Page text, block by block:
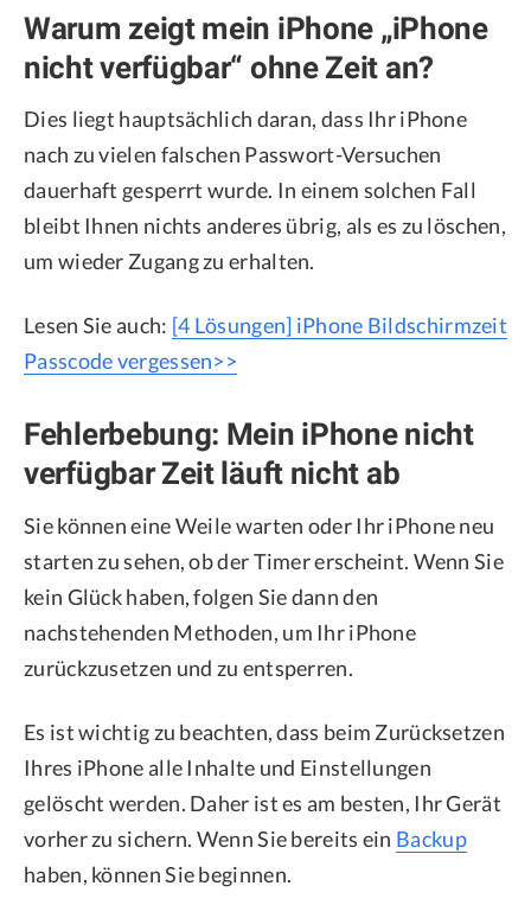
Warum zeigt mein iPhone „iPhone
nicht verfügbar“ ohne Zeit an?
Dies liegt hauptsächlich daran, dass Ihr iPhone
nach zu vielen falschen Passwort-Versuchen
dauerhaft gesperrt wurde. In einem solchen Fall
bleibt Ihnen nichts anderes übrig, als es zu löschen,
um wieder Zugang zu erhalten.
Lesen Sie auch: [4 Lösungen] iPhone Bildschirmzeit
Passcode vergessen>>
Fehlerbebung: Mein iPhone nicht
verfügbar Zeit läuft nicht ab
Sie können eine Weile warten oder Ihr iPhone neu
starten zu sehen, ob der Timer erscheint. Wenn Sie
kein Glück haben, folgen Sie dann den
nachstehenden Methoden, um Ihr iPhone
zurückzusetzen und zu entsperren.
Es ist wichtig zu beachten, dass beim Zurücksetzen
Ihres iPhone alle Inhalte und Einstellungen
gelöscht werden. Daher ist es am besten, Ihr Gerät
vorher zu sichern. Wenn Sie bereits ein Backup
haben, können Sie beginnen.